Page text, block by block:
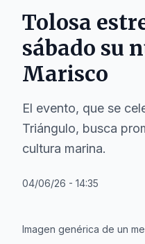
Tolosa
sábado su
Marisco
El evento, que se
Triángulo, busca
cultura marina.
04/06/26 - 14:35
Imagen genérica de un